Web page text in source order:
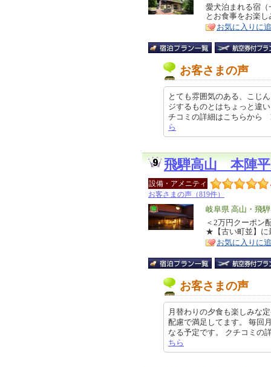
リ
ア
特
徴
愛犬泊まれる宿
とお食事をお楽
お気に入りに
お客さまの声
とても雰囲気のある、こじ
ジするものとはちょっと違
チコミの詳細はこちらか
ら
飛騨高山 本陣
設備・アメニティ
お客さまの声（819件）
エ
リ
ア
岐阜県 高山・飛騨
特
徴
＜2万円クーポン
★【古い町並】に
お気に入りに
お客さまの声
月替わりの夕食も楽しみな
配慮で満足してます。 毎回
なる予定です。 クチコミ
ちら